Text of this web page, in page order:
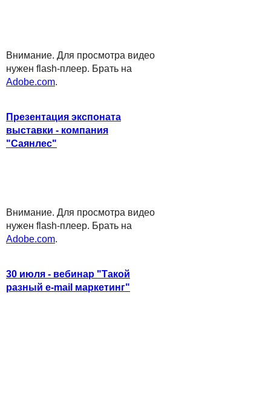
Внимание. Для просмотра видео
нужен flash-плеер. Брать на
Adobe.com.
Презентация экспоната
выставки - компания
"Саянлес"
Внимание. Для просмотра видео
нужен flash-плеер. Брать на
Adobe.com.
30 июля - вебинар "Такой
разный e-mail маркетинг"